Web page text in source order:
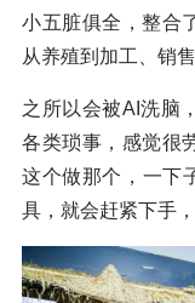
小五脏俱全，整合
从养殖到加工、销
之所以会被AI洗脑
各类琐事，感觉很
这个做那个，一下
具，就会赶紧下手